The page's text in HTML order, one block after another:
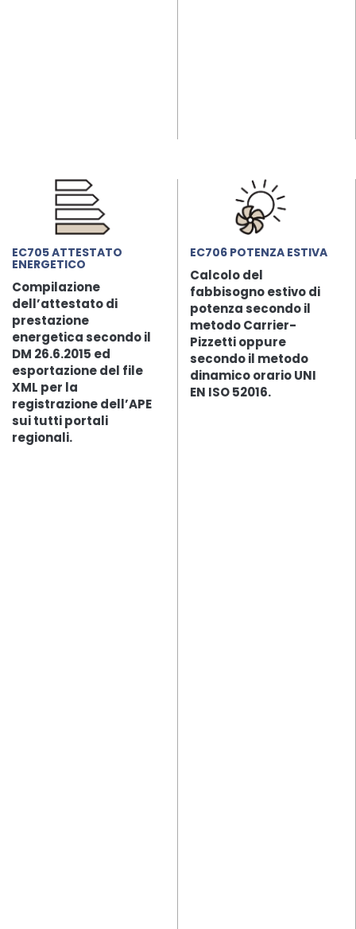
EC705 ATTESTATO
ENERGETICO
Compilazione
dell’attestato di
prestazione
energetica secondo il
DM 26.6.2015 ed
esportazione del file
XML per la
registrazione dell’APE
sui tutti portali
regionali.
EC706 POTENZA ESTIVA
Calcolo del
fabbisogno estivo di
potenza secondo il
metodo Carrier-
Pizzetti oppure
secondo il metodo
dinamico orario UNI
EN ISO 52016.